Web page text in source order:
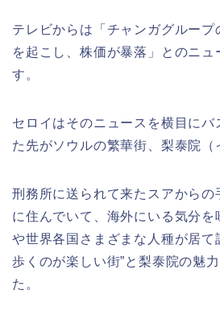
テレビからは「チャンガグループ
を起こし、株価が暴落」とのニュ
す。
セロイはそのニュースを横目にバ
た先がソウルの繁華街、梨泰院（
刑務所に送られて来たスアからの
に住んでいて、海外にいる気分を
や世界各国さまざまな人種が居て
歩くのが楽しい街”と梨泰院の魅
た。